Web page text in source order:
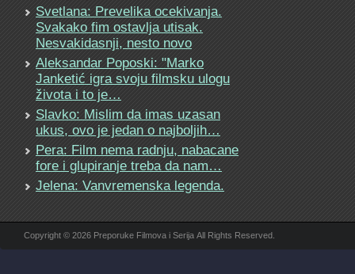
Svetlana: Prevelika ocekivanja.
Svakako fim ostavlja utisak.
Nesvakidasnji, nesto novo
Aleksandar Poposki: "Marko
Janketić igra svoju filmsku ulogu
života i to je…
Slavko: Mislim da imas uzasan
ukus, ovo je jedan o najboljih…
Pera: Film nema radnju, nabacane
fore i glupiranje treba da nam…
Jelena: Vanvremenska legenda.
Copyright © 2026 Preporuke Filmova i Serija All Rights Reserved.